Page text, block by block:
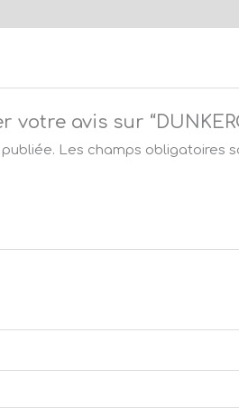
votre avis sur
Les champs obligatoires